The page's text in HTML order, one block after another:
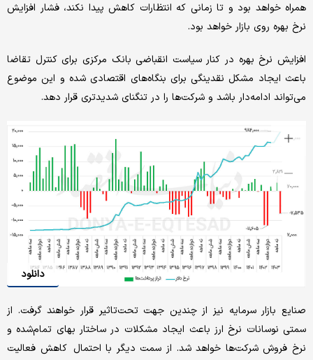
همراه خواهد بود و تا زمانی که انتظارات کاهش پیدا نکند، فشار افزایش
نرخ ‌بهره روی بازار خواهد بود.
افزایش نرخ ‌بهره در کنار سیاست انقباضی بانک مرکزی برای کنترل تقاضا
باعث ایجاد مشکل نقدینگی برای بنگاه‌های اقتصادی شده و این موضوع
می‌تواند ادامه‌دار باشد و شرکت‌ها را در تنگنای شدیدتری قرار دهد.
دانلود
صنایع بازار سرمایه نیز از چندین جهت تحت‌تاثیر قرار خواهند گرفت. از
سمتی نوسانات نرخ ارز باعث ایجاد مشکلات در ساختار بهای تمام‌شده و
نرخ فروش شرکت‌ها خواهد شد. از سمت دیگر با احتمال کاهش فعالیت